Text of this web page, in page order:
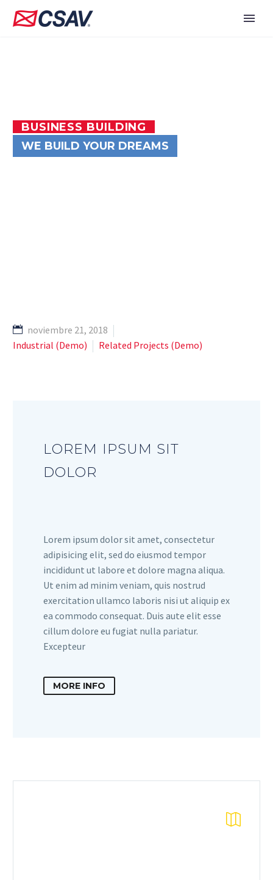
BUSINESS BUILDING
WE BUILD YOUR DREAMS
noviembre 21, 2018
Industrial (Demo)
Related Projects (Demo)
LOREM IPSUM SIT
DOLOR
Lorem ipsum dolor sit amet, consectetur
adipisicing elit, sed do eiusmod tempor
incididunt ut labore et dolore magna aliqua.
Ut enim ad minim veniam, quis nostrud
exercitation ullamco laboris nisi ut aliquip ex
ea commodo consequat. Duis aute elit esse
cillum dolore eu fugiat nulla pariatur.
Excepteur
MORE INFO

